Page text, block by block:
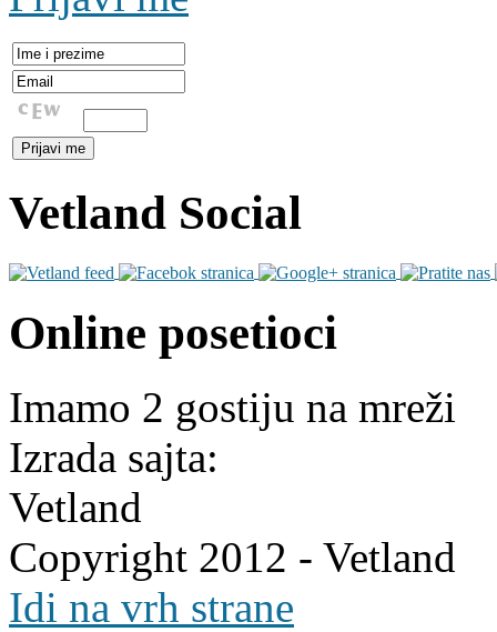
Vetland Social
Online posetioci
Imamo 2 gostiju na mreži
Izrada sajta:
Vetland
Copyright 2012 - Vetland
Idi na vrh strane